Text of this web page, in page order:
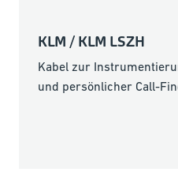
KLM / KLM LSZH
Kabel zur
und persönlicher Call-